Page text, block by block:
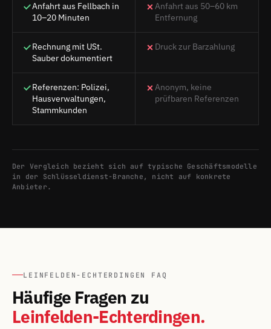
Anfahrt aus Fellbach in
10–20 Minuten
Anfahrt aus 50–60 km
Entfernung
Rechnung mit USt.
Sauber dokumentiert
Druck zur Barzahlung
Referenzen: Polizei,
Hausverwaltungen,
Stammkunden
Anonym, keine
prüfbaren Referenzen
Der Vergleich bezieht sich auf typische Geschäftsmodelle
in der Schlüsseldienst-Branche, nicht auf konkrete
Anbieter.
LEINFELDEN-ECHTERDINGEN FAQ
Häufige Fragen zu
Leinfelden-Echterdingen.